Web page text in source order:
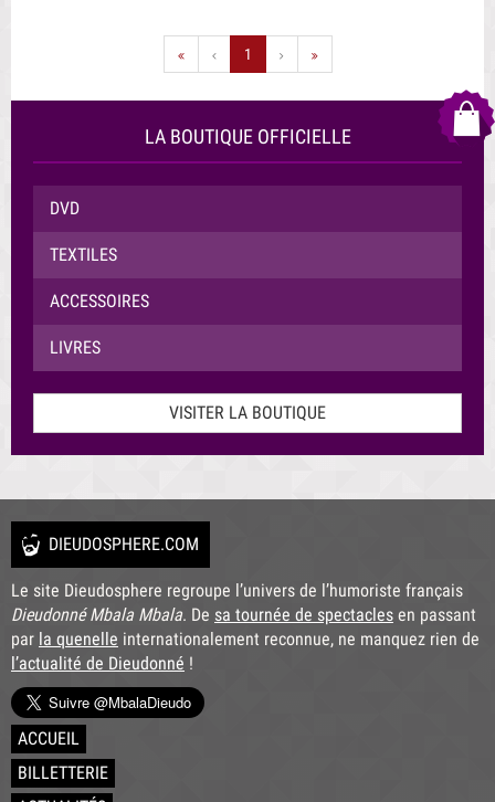
1
LA BOUTIQUE OFFICIELLE
DVD
TEXTILES
ACCESSOIRES
LIVRES
VISITER LA BOUTIQUE
DIEUDOSPHERE.COM
Le site Dieudosphere regroupe l’univers de l’humoriste français
Dieudonné Mbala Mbala. De sa tournée de spectacles en passant
par la quenelle internationalement reconnue, ne manquez rien de
l’actualité de Dieudonné !
ACCUEIL
BILLETTERIE